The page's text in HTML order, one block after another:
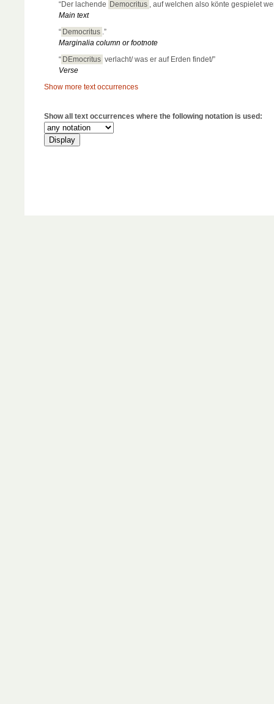
“Der lachende Democritus
, auf welchen also könte gespielet
Main text
“ Democritus .”
Marginalia column or footnote
“ DEmocritus verlacht/ was er auf Erden findet/”
Verse
Show more text occurrences
Show all text occurrences where the following notation is used: